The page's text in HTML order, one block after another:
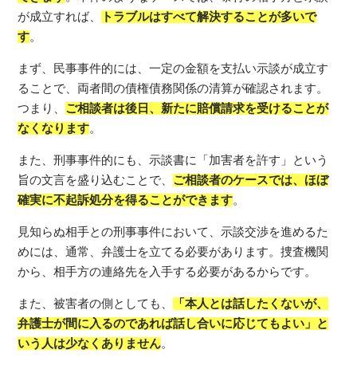
が成立すれば、
トラブルはすべて解決することが多いで
す。
まず、民事事件的には、一定の金額を支払い示談が成立す
ることで、両者間の債権債務関係の清算が確認されます。
つまり、 ご相談者は後日、新たに賠償請求を受けることが
なくなります。
また、刑事事件的にも、示談書に「加害者を許す」という
旨の文言を盛り込むことで、 ご相談者のケースでは、ほぼ
確実に不起訴処分を得ることができます。
見知らぬ相手との刑事事件において、示談交渉を進めるた
めには、通常、弁護士を立てる必要があります。捜査機関
から、相手方の連絡先を入手する必要があるからです。
また、被害者の側としても、
「本人とは話したくないが、
弁護士が間に入るのであれば話し合いに応じてもよい」と
いう人は少なくありません。